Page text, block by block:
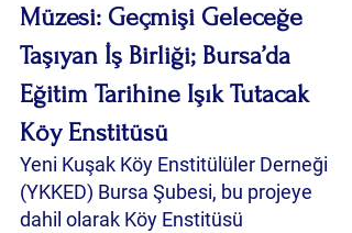
Müzesi: Geçmişi Geleceğe
Taşıyan İş Birliği; Bursa’da
Eğitim Tarihine Işık Tutacak
Köy Enstitüsü
Yeni Kuşak Köy Enstitülüler Derneği
(YKKED) Bursa Şubesi, bu projeye
dahil olarak Köy Enstitüsü